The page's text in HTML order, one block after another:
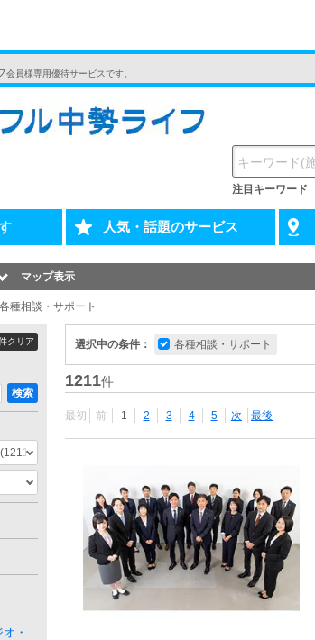
会員様専用優待サービスです。
注目キーワード
人気・話題のサービス
マップ表示
各種相談・サポート
選択中の条件： 各種相談・サポート
1211件
最初 前 1 2 3 4 5 次 最後
クリア
検索
(1211)
・